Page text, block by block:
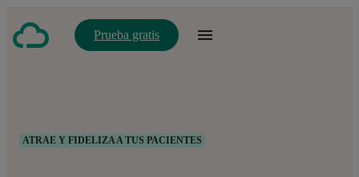
Prueba gratis
ATRAE Y FIDELIZA A TUS PACIENTES